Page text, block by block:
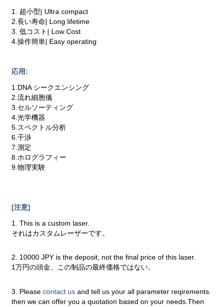
1. 超小型| Ultra compact
2.長い寿命| Long lifetime
3. 低コスト| Low Cost
4.操作簡単| Easy operating
応用:
1.DNA シークエンシング
2.流れ細胞儀
3.セルソーティング
4.光学機器
5.スペクトル分析
6.干渉
7.測定
8.ホログラフィー
9.物理実験
[注意]
1. This is a custom laser.
それはカスタムレーザーです。
2. 10000 JPY is the deposit, not the final price of this laser.
1万円の頭金、この制品の最終価格ではない。
3. Pleasecontact usand tell us your all parameter reqirements.
then we can offer you a quotation based on your needs.Then